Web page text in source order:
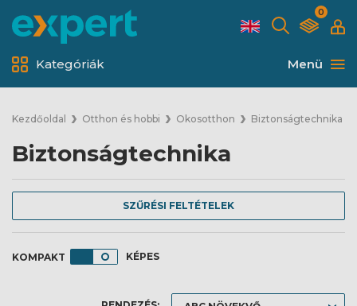
0
Menü
Kategóriák
Kezdőoldal Otthon és hobbi Okosotthon Biztonságtechnika
Biztonságtechnika
SZŰRÉSI FELTÉTELEK
KÉPES